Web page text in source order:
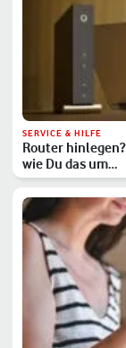
SERVICE & HILFE
Router
wie Du das um…